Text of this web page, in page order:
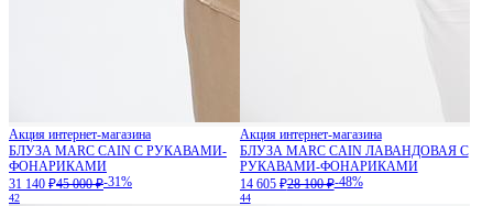
Акция интернет-магазина
БЛУЗА MARC CAIN С РУКАВАМИ-
ФОНАРИКАМИ
31 140 ₽45 000 ₽-31%
42
Акция интернет-магазина
БЛУЗА MARC CAIN ЛАВАНДОВАЯ С
РУКАВАМИ-ФОНАРИКАМИ
14 605 ₽28 100 ₽-48%
44